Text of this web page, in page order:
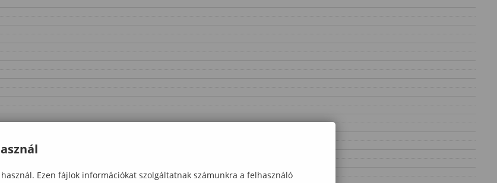
Ezen fájlok információkat szolgáltatnak számunkra a felhasználó